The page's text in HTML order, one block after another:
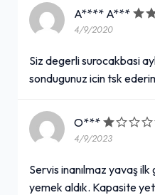
A**** A***
4/9/2020
Siz degerli surocakbasi
sondugunuz icin tsk
O***
4/9/2023
Servis inanılmaz yavaş
yemek aldık. Kapasite